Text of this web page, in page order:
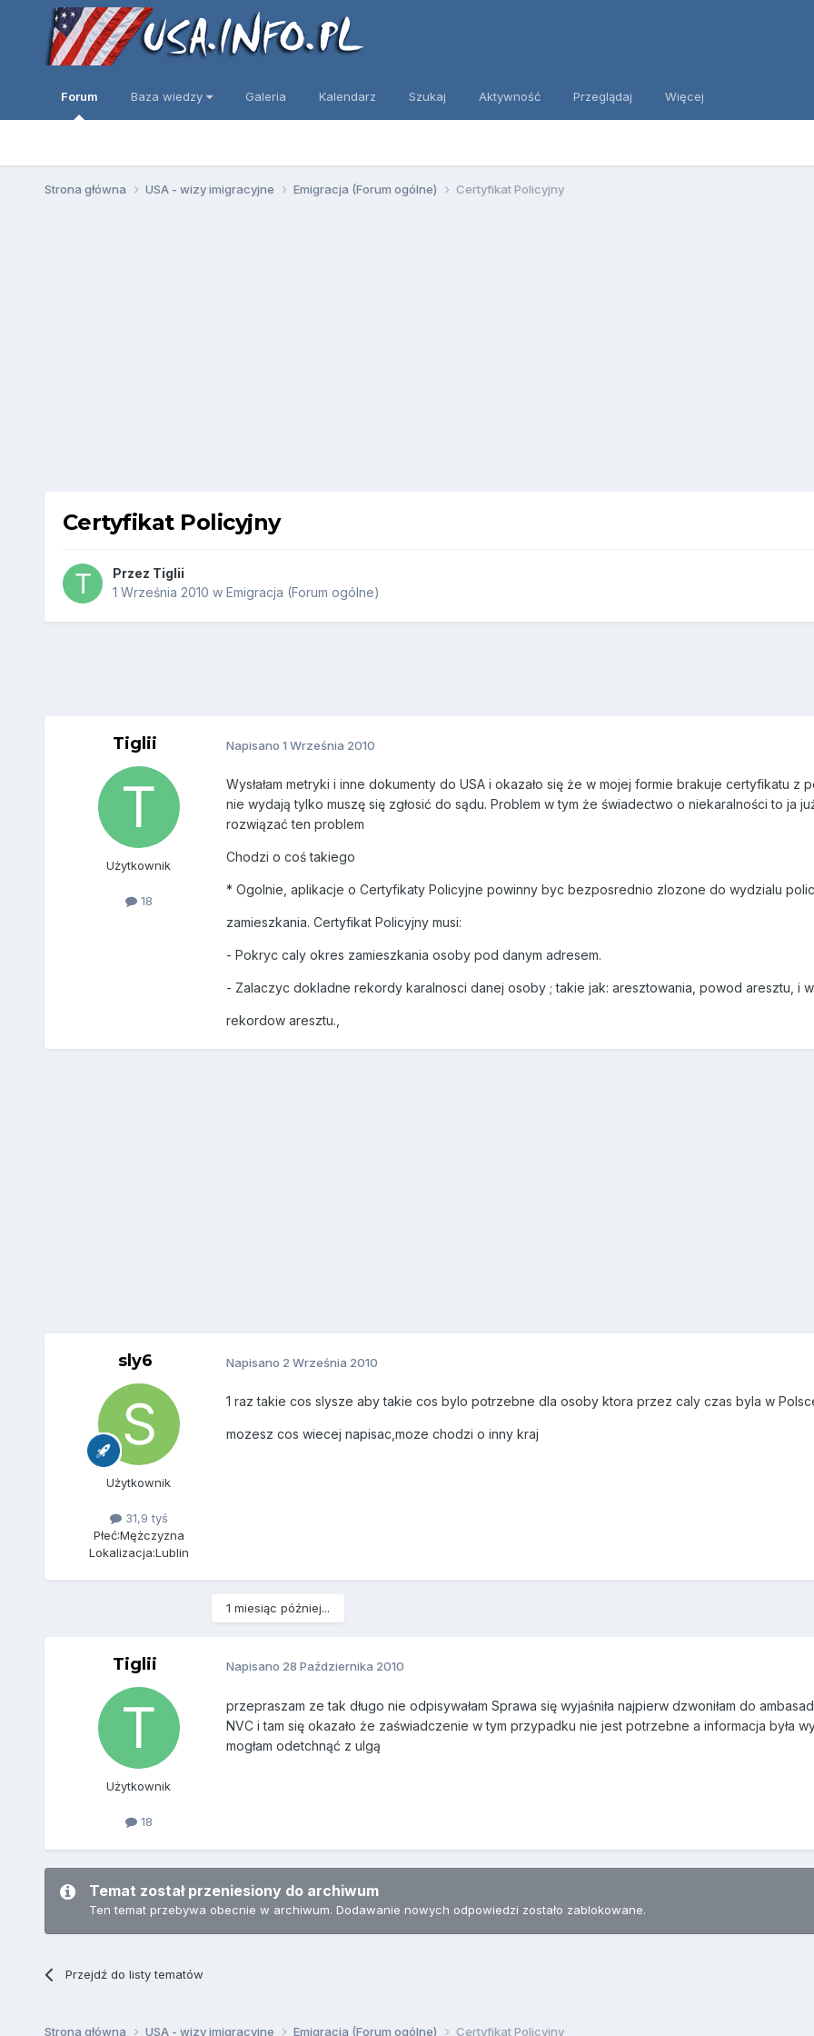
Forum Baza wiedzy Galeria Kalendarz Szukaj Aktywność Przeglądaj Więcej
Strona główna USA - wizy imigracyjne Emigracja (Forum ogólne) Certyfikat Policyjny
Certyfikat Policyjny
Przez Tiglii
1 Września 2010 w Emigracja (Forum ogólne)
Tiglii
Użytkownik
18
Napisano 1 Września 2010
Wysłałam metryki i inne dokumenty do USA i okazało się że w mojej formie brakuje certyfikatu z
nie wydają tylko muszę się zgłosić do sądu. Problem w tym że świadectwo o niekaralności to ja
rozwiązać ten problem
Chodzi o coś takiego
* Ogolnie, aplikacje o Certyfikaty Policyjne powinny byc bezposrednio zlozone do wydzialu
zamieszkania. Certyfikat Policyjny musi:
- Pokryc caly okres zamieszkania osoby pod danym adresem.
- Zalaczyc dokladne rekordy karalnosci danej osoby ; takie jak: aresztowania, powod aresztu, i
rekordow aresztu.,
sly6
Użytkownik
31,9 tyś
Płeć:Mężczyzna
Lokalizacja:Lublin
Napisano 2 Września 2010
1 raz takie cos slysze aby takie cos bylo potrzebne dla osoby ktora przez caly czas byla w
mozesz cos wiecej napisac,moze chodzi o inny kraj
1 miesiąc później...
Tiglii
Użytkownik
18
Napisano 28 Października 2010
przepraszam ze tak długo nie odpisywałam Sprawa się wyjaśniła najpierw dzwoniłam do
NVC i tam się okazało że zaświadczenie w tym przypadku nie jest potrzebne a informacja była
mogłam odetchnąć z ulgą
Temat został przeniesiony do archiwum
Ten temat przebywa obecnie w archiwum. Dodawanie nowych odpowiedzi zostało zablokowane.
Przejdź do listy tematów
Strona główna USA - wizy imigracyjne Emigracja (Forum ogólne) Certyfikat Policyjny